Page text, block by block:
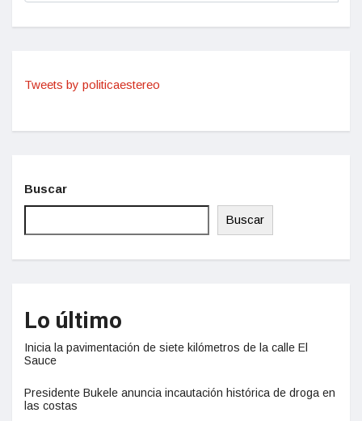
Tweets by politicaestereo
Buscar
Buscar
Lo último
Inicia la pavimentación de siete kilómetros de la calle El
Sauce
Presidente Bukele anuncia incautación histórica de droga en
las costas